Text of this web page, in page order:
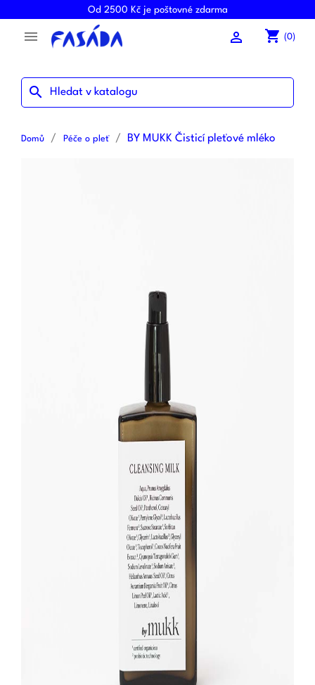
Od 2500 Kč je poštovné zdarma
 shopping_cart (0)

search
Domů Péče o pleť BY MUKK Čisticí pleťové mléko